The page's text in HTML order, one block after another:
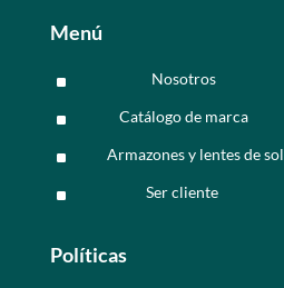
Menú
^ Nosotros
^ Catálogo de marca
^ Armazones y lentes de sol
^ Ser cliente
Políticas